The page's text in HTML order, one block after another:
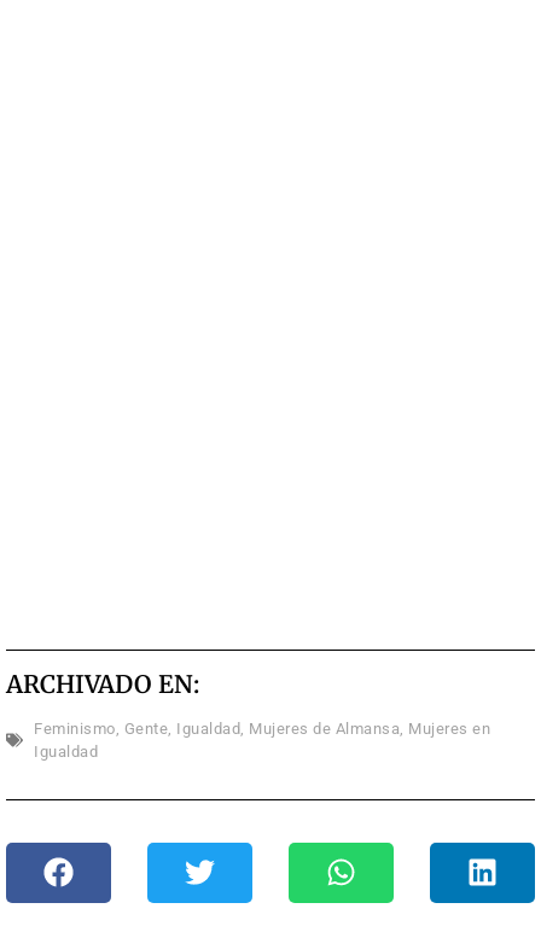
ARCHIVADO EN:
Feminismo Gente Igualdad Mujeres de Almansa Mujeres en
Igualdad